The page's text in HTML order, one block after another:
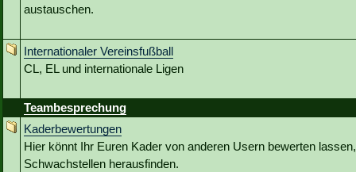
austauschen.
Internationaler Vereinsfußball
CL, EL und internationale Ligen
Teambesprechung
Kaderbewertungen
Hier könnt Ihr Euren Kader von anderen Usern bewerten
Schwachstellen herausfinden.